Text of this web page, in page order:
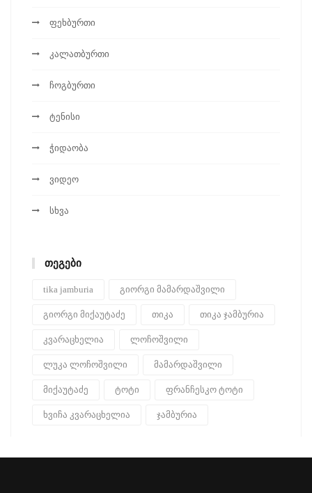
ფეხბურთი
კალათბურთი
ჩოგბურთი
ტენისი
ჭიდაობა
ვიდეო
სხვა
ᲗᲔᲒᲔᲑᲘ
tika jamburia გიორგი მამარდაშვილი
გიორგი მიქაუტაძე თიკა თიკა ჯამბურია
კვარაცხელია ლოჩოშვილი
ლუკა ლოჩოშვილი მამარდაშვილი
მიქაუტაძე ტოტი ფრანჩესკო ტოტი
ხვიჩა კვარაცხელია ჯამბურია